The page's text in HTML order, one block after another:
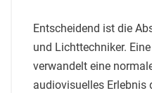
Entscheidend ist die
und Lichttechniker.
verwandelt eine
audiovisuelles Erlebnis